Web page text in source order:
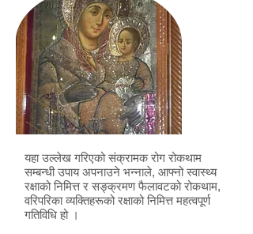
यहा उल्लेख गरिएको संक्रामक रोग रोकथाम
सम्बन्धी उपाय अपनाउने भन्नाले, आफ्नो स्वास्थ्य
रक्षाको निमित्त र सङ्क्रमण फैलावटको रोकथाम,
वरिपरिका व्यक्तिहरूको रक्षाको निमित्त महत्वपूर्ण
गतिविधि हो ।